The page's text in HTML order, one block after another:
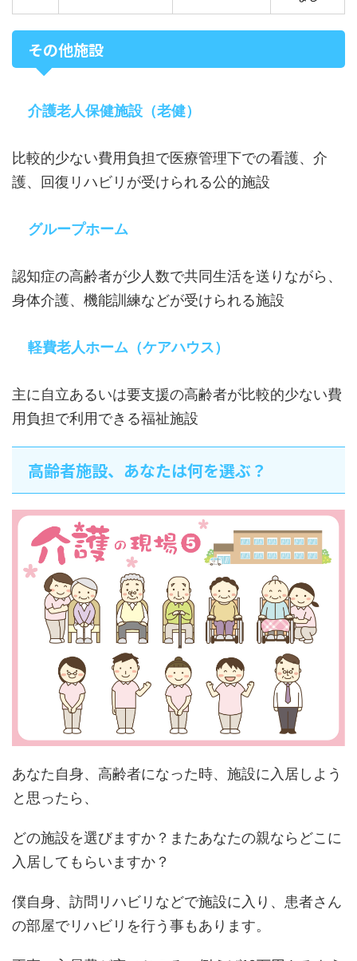
その他施設
介護老人保健施設（老健）
比較的少ない費用負担で医療管理下での看護、介
護、回復リハビリが受けられる公的施設
グループホーム
認知症の高齢者が少人数で共同生活を送りながら、
身体介護、機能訓練などが受けられる施設
軽費老人ホーム（ケアハウス）
主に自立あるいは要支援の高齢者が比較的少ない費
用負担で利用できる福祉施設
高齢者施設、あなたは何を選ぶ？
あなた自身、高齢者になった時、施設に入居しよう
と思ったら、
どの施設を選びますか？またあなたの親ならどこに
入居してもらいますか？
僕自身、訪問リハビリなどで施設に入り、患者さん
の部屋でリハビリを行う事もあります。